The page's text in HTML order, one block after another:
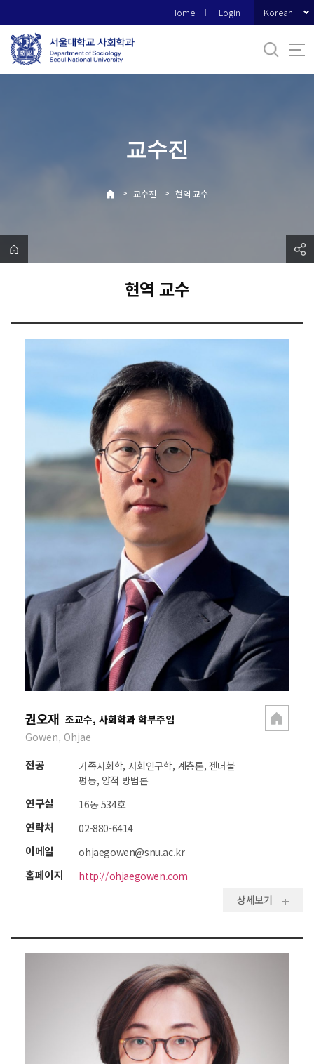
로
메
Home Login Korean
교수진
> 교수진 > 현역 교수
현역 교수
권오재 조교수, 사회학과 학부주임
Gowen, Ohjae
전공
가족사회학, 사회인구학, 계층론, 젠더불
평등, 양적 방법론
연구실 16동 534호
연락처 02-880-6414
이메일 ohjaegowen@snu.ac.kr
홈페이지
http://ohjaegowen.com
상세보기